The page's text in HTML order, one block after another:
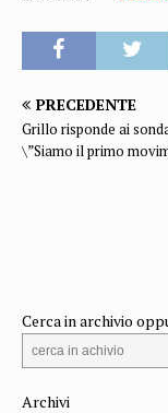
PRECEDENTE
Grillo risponde ai
\”Siamo il primo
Cerca in archivio
Archivi